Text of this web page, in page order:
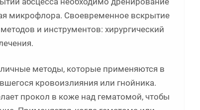
микрофлора. Своевременное вскрытие
и инструментов: хирургический
методы, которые применяются в
кровоизлияния или гнойника.
прокол в коже над гематомой, чтобы